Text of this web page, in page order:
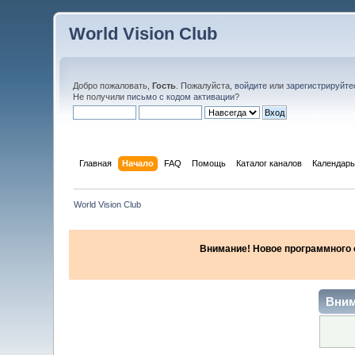
World Vision Club
Добро пожаловать,Гость . Пожалуйста,войдите или
Не получилиписьмо с кодом активации?
Главная Начало FAQ Помощь Каталог каналов Календарь
World Vision Club
Внимание! Новое